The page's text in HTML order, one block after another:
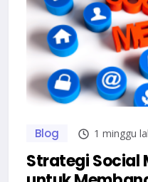
Blog 1 minggu
Strategi Social